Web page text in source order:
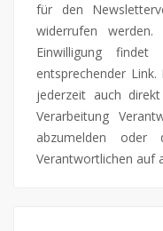
für den
widerrufen
Einwilligung
entsprechender
jederzeit auch
Verarbeitung
abzumelden
Verantwortlichen auf